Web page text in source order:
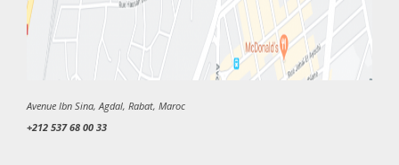
Avenue Ibn Sina, Agdal, Rabat, Maroc
+212 537 68 00 33